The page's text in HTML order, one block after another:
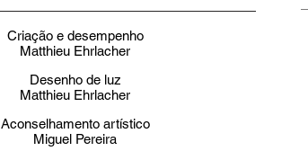
Criação e desempenho
Matthieu Ehrlacher
Desenho de luz
Matthieu Ehrlacher
Aconselhamento artístico
Miguel Pereira